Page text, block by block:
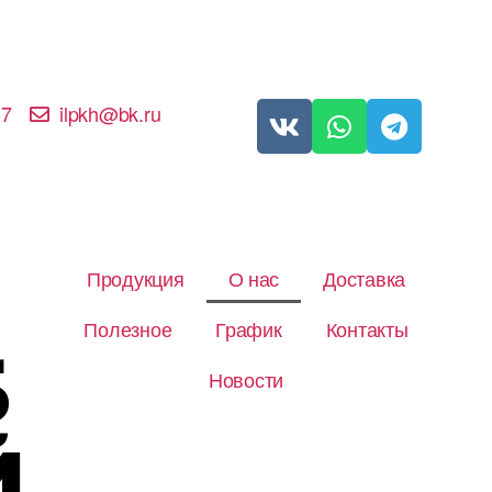
ilpkh@bk.ru
Продукция О нас
Доставка
Полезное
График
Контакты
Новости